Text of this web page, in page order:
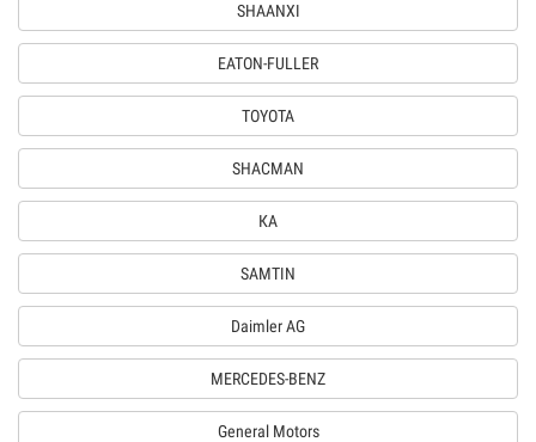
SHAANXI
EATON-FULLER
TOYOTA
SHACMAN
КА
SAMTIN
Daimler AG
MERCEDES-BENZ
General Motors